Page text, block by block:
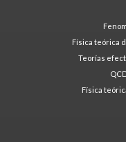
Física teórica
Teorías
Física